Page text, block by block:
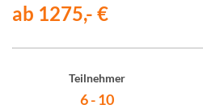
ab 1275,- €
Teilnehmer
6 - 10